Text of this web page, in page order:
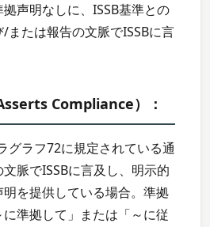
声明なしに、ISSB基準との
または報告の文脈でISSBに言
Compliance）：
グラフ72に規定されている通
脈でISSBに言及し、明示的
を提供している場合。準拠
準拠して」または「～に従